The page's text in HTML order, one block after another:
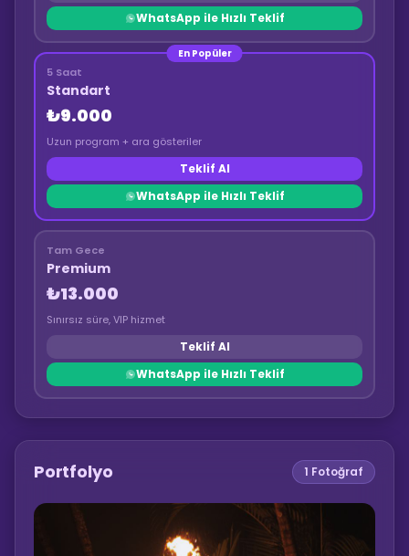
WhatsApp ile Hızlı Teklif
En Popüler
5 Saat
Standart
₺9.000
Uzun program + ara gösteriler
Teklif Al
WhatsApp ile Hızlı Teklif
Tam Gece
Premium
₺13.000
Sınırsız süre, VIP hizmet
Teklif Al
WhatsApp ile Hızlı Teklif
Portfolyo 1 Fotoğraf